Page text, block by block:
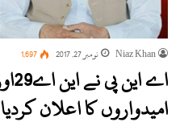
Niaz Khan نومبر 27, 2017 1,697
امیدواروں کا اعلان کردیا